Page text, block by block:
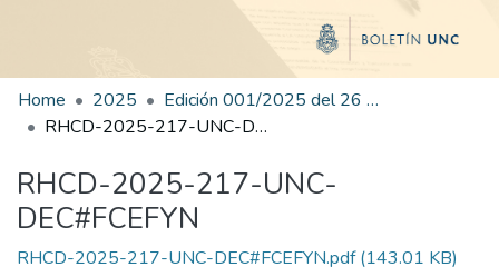
Home 2025
Edición 001/2025 del 26 de mayo de 2025
RHCD-2025-217-UNC-DEC#FCEFYN
RHCD-2025-217-UNC-
DEC#FCEFYN
RHCD-2025-217-UNC-DEC#FCEFYN.pdf(143.01 KB)